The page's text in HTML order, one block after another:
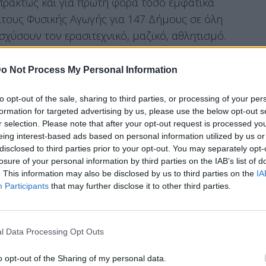
Not Process My Personal Information
opt-out of the sale, sharing to third parties, or processing of your
for targeted advertising by us, please use the below opt-out
selection. Please note that after your opt-out request is processed
interest-based ads based on personal information utilized by us
to third parties prior to your opt-out. You may separately
of your personal information by third parties on the IAB’s list of
This information may also be disclosed by us to third parties on the
Participants that may further disclose it to other third parties.
Data Processing Opt Outs
opt-out of the Sharing of my personal data.
Φυσικής Αγωγής για 147 Δήμους σε όλη
τον ερασιτεχνικό, μαζικό, αθλητισμό.
ειδικότητες (Πολιτικοί Μηχανικοί
Μηχανικοί, Λογιστές, Νοσηλευτές,
Κηπουροί, Φύλακες, Αποθηκάριοι κ.λπ)
της χώρας που εποπτεύονται από τη
την εύρυθμη λειτουργία τους.
κατανεμηθούν ως εξής:
«Σπύρος Λούης»